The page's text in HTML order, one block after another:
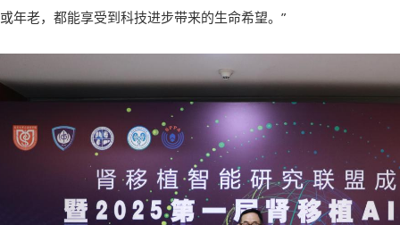
或年老，都能享受到科技进步带来的生命希望。”